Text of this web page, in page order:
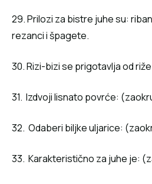
29. Prilozi za bistre juhe su:
rezanci i špagete.
30. Rizi-bizi se prigotavlja od
31. Izdvoji lisnato povrće:
32. Odaberi biljke uljarice:
33. Karakteristično za juhe je: